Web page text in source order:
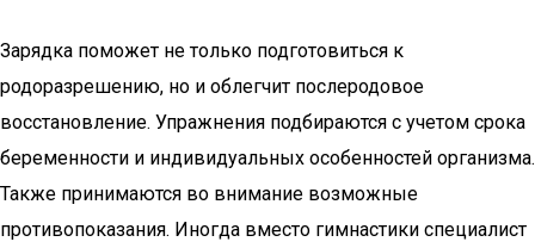
Зарядка поможет не только подготовиться к
родоразрешению, но и облегчит послеродовое
восстановление. Упражнения подбираются с учетом срока
беременности и индивидуальных особенностей организма.
Также принимаются во внимание возможные
противопоказания. Иногда вместо гимнастики специалист